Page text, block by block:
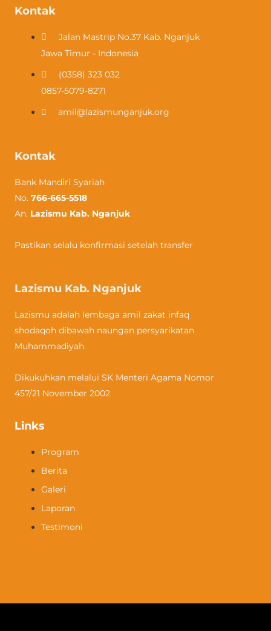
Kontak
Jalan Mastrip No.37 Kab. Nganjuk
Jawa Timur - Indonesia
(0358) 323 032​
0857-5079-8271
amil@lazismunganjuk.org
Kontak
Bank Mandiri Syariah
No. 766-665-5518
An. Lazismu Kab. Nganjuk
Pastikan selalu konfirmasi setelah transfer
Lazismu Kab. Nganjuk
Lazismu adalah lembaga amil zakat infaq
shodaqoh dibawah naungan persyarikatan
Muhammadiyah.
Dikukuhkan melalui SK Menteri Agama Nomor
457/21 November 2002
Links
Program
Berita
Galeri
Laporan
Testimoni